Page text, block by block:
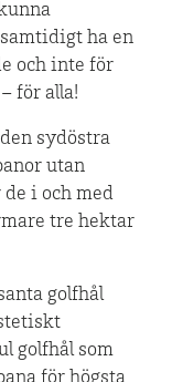
ha en
och inte för
för alla!
sydöstra
utan
i och med
tre hektar
golfhål
golfhål som